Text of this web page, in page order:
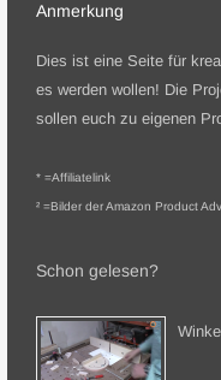
Anmerkung
Dies ist eine Seite für
es werden wollen! Die
sollen euch zu eigenen
* =Affiliatelink
² =Bilder der Amazon Product
Schon gelesen?